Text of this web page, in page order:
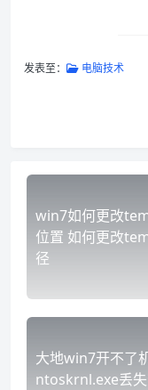
发表至： 电脑技术
win7如何更改
位置 如何更改
径
大地win7开不了
ntoskrnl.exe丢